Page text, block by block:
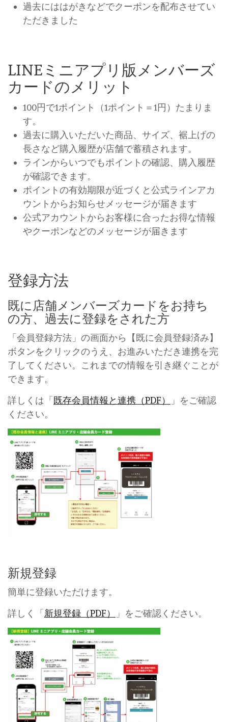
過去にははがきなどでクーポンを配布させてい
ただきました
LINEミニアプリ版メンバーズ
カードのメリット
100円で1ポイント（1ポイント＝1円）たまりま
す。
過去に購入いただいた商品、サイズ、裾上げの
長さなど購入履歴が店舗で蓄積されます。
ラインからいつでもポイントの確認、購入履歴
が確認できます。
ポイントの有効期限が近づくと公式ラインアカ
ウントからお知らせメッセージが届きます
公式アカウントからお客様に合ったお得な情報
やクーポンなどのメッセージが届きます
登録方法
既に店舗メンバーズカードをお持ち
の方、過去に登録をされた方
「会員登録方法」の画面から【既に会員登録済み】
ボタンをクリックのうえ、お進みいただき連携を完
了してください。これまでの情報を引き継ぐことが
できます。
詳しくは「既存会員情報と連携（PDF）
」をご確認
ください。
新規登録
簡単に登録いただけます。
詳しく「新規登録（PDF） 」をご確認ください。